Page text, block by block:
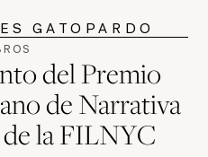
GATOPARDO
del Premio
de Narrativa
la FILNYC